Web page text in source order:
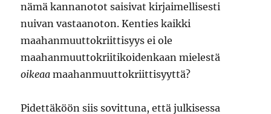
nämä kannanotot saisivat kirjaimellisesti
nuivan vastaanoton. Kenties kaikki
maahanmuuttokriittisyys ei ole
maahanmuuttokriitikoidenkaan mielestä
oikeaamaahanmuuttokriittisyyttä?
Pidettäköön siis sovittuna, että julkisessa